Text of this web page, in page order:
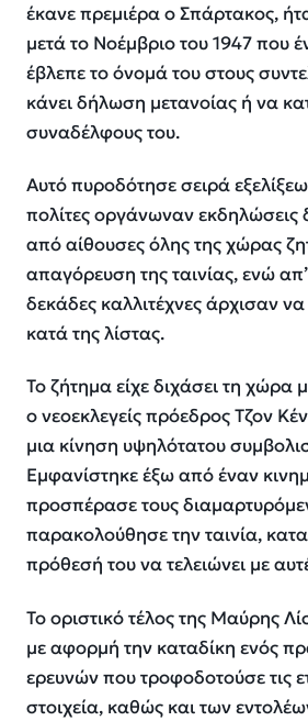
έκανε πρεμιέρα ο Σπάρτακος,
μετά το Νοέμβριο του 1947 που
έβλεπε το όνομά του στους
κάνει δήλωση μετανοίας ή να
συναδέλφους του.
Αυτό πυροδότησε σειρά
πολίτες οργάνωναν εκδηλώσεις
από αίθουσες όλης της χώρας
απαγόρευση της ταινίας, ενώ
δεκάδες καλλιτέχνες άρχισαν
κατά της λίστας.
Το ζήτημα είχε διχάσει τη χώρα
ο νεοεκλεγείς πρόεδρος Τζον
μια κίνηση υψηλότατου
Εμφανίστηκε έξω από έναν
προσπέρασε τους
παρακολούθησε την ταινία,
πρόθεσή του να τελειώνει με
Το οριστικό τέλος της Μαύρης
με αφορμή την καταδίκη ενός
ερευνών που τροφοδοτούσε τις
στοιχεία, καθώς και των